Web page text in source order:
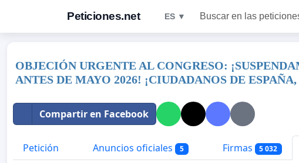
Peticiones.net ES ▼ Buscar en las
OBJECIÓN URGENTE AL CONGRESO:
ANTES DE MAYO 2026! ¡CIUDADANOS DE
Compartir en Facebook
Petición Anuncios oficiales 5 Firmas 5 032